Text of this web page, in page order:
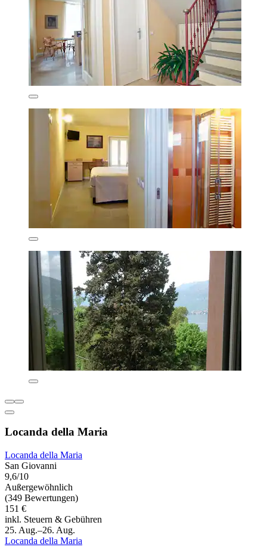
Locanda della Maria
Locanda della Maria
San Giovanni
9,6/10
Außergewöhnlich
(349 Bewertungen)
151 €
inkl. Steuern & Gebühren
25. Aug.–26. Aug.
Locanda della Maria